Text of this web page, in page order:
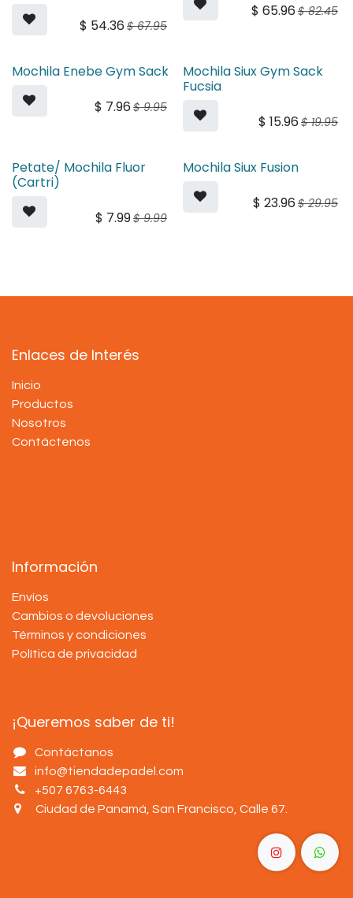
$ 54.36 $67.95
$ 65.96 $82.45
Mochila Enebe Gym Sack
$ 7.96 $9.95
Mochila Siux Gym Sack
Fucsia
$ 15.96 $19.95
Petate/ Mochila Fluor
(Cartri)
$ 7.99$9.99
Mochila Siux Fusion
$ 23.96 $29.95
Enlaces de Interés
Inicio
Productos
Nosotros
Contáctenos
Información
Envíos
Cambios o devoluciones
Términos y condiciones
Política de privacidad
¡Queremos saber de ti!
Contáctanos
info@tiendadepadel.com
+507 6763-6443
Ciudad de Panamá, San Francisco, Calle 67.